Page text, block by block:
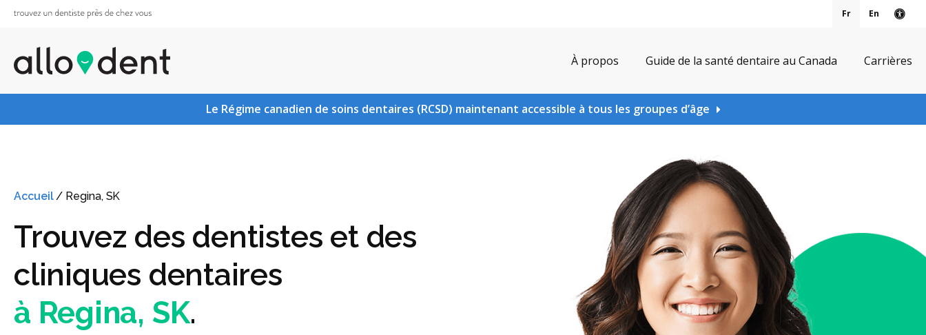
Fr En
À propos Guide de la santé dentaire au Canada Carrières
Le Régime canadien de soins dentaires (RCSD) maintenant accessible à tous les groupes d’âge
Accueil/ Regina, SK
Trouvez des dentistes et des
cliniques dentaires
à Regina, SK.